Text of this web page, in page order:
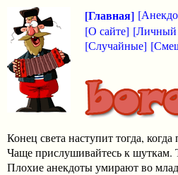
[Главная]
[О сайте] [Личный
[Случайные]
Конец света наступит тогда,
Чаще прислушивайтесь к шуткам.
Плохие анекдоты умирают во